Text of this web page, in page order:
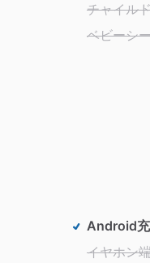
チャイル
ベビーシ
Android
イヤホン